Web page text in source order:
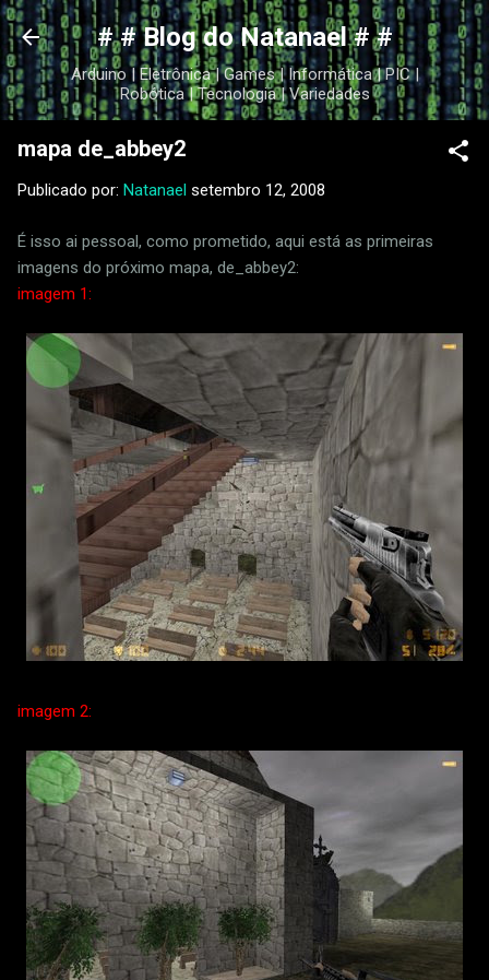
Pular para o conteúdo principal
# # Blog do Natanael # #
Arduino | Eletrônica | Games | Informática | PIC |
Robótica | Tecnologia | Variedades
mapa de_abbey2
Publicado por: Natanael setembro 12, 2008
É isso ai pessoal, como prometido, aqui está as primeiras
imagens do próximo mapa, de_abbey2:
imagem 1:
imagem 2: